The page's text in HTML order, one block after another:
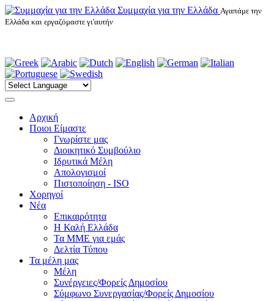
Συμμαχία για την Ελλάδα Αγαπάμε την
Ελλάδα και εργαζόμαστε γι'αυτήν
Αρχική
Ποιοι Είμαστε
Γνωρίστε μας
Διοικητικό Συμβούλιο
Ιδρυτικά Μέλη
Απολογισμοί
Πιστοποίηση - ISO
Χορηγοί
Νέα
Επικαιρότητα
H Καλή Ελλάδα
Τα ΜΜΕ για εμάς
Δελτία Τύπου
Τα μέλη μας
Μέλη
Συνέργειες/Φορείς Δημοσίου
Σύμφωνο Συνεργασίας/Φορείς Δημοσίου